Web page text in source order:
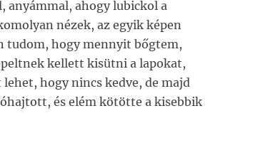
anyámmal, ahogy lubickol a
nézek, az egyik képen
tudom, hogy mennyit bőgtem,
kellett kisütni a lapokat,
hogy nincs kedve, de majd
és elém kötötte a kisebbik